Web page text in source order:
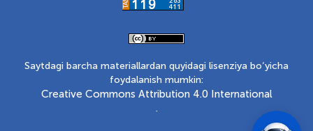
Saytdagi barcha materiallardan quyidagi lisenziya bo‘yicha
foydalanish mumkin:
Creative Commons Attribution 4.0 International
.